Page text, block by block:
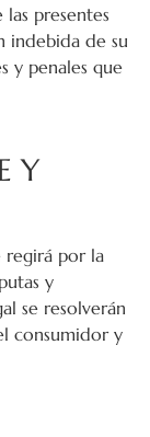
presentes
indebida de su
y penales que
Y
regirá por la
y
se resolverán
consumidor y